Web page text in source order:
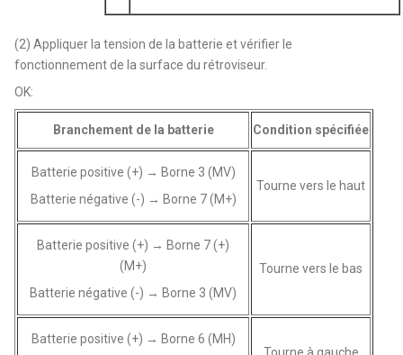
(2) Appliquer la tension de la batterie et vérifier le
fonctionnement de la surface du rétroviseur.
OK:
Branchement de la batterie Condition spécifiée
Batterie positive (+) → Borne 3 (MV)
Batterie négative (-) → Borne 7 (M+)
Tourne vers le haut
Batterie positive (+) → Borne 7 (+)
(M+)
Batterie négative (-) → Borne 3 (MV)
Tourne vers le bas
Batterie positive (+) → Borne 6 (MH)
Tourne à gauche